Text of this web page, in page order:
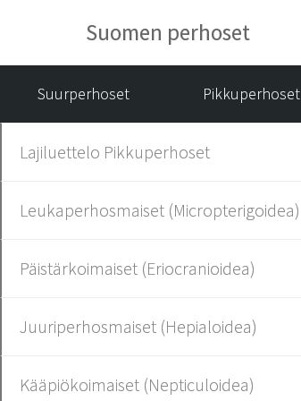
Suomen perhoset
Suurperhoset Pikkuperhoset
Lajiluettelo Pikkuperhoset
Leukaperhosmaiset (Micropterigoidea)
Päistärkoimaiset (Eriocranioidea)
Juuriperhosmaiset (Hepialoidea)
Kääpiökoimaiset (Nepticuloidea)